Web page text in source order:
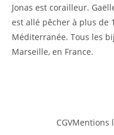
Jonas est corailleur.
est allé pêcher à plus de
Méditerranée. Tous les
Marseille, en France.
CGVMentions